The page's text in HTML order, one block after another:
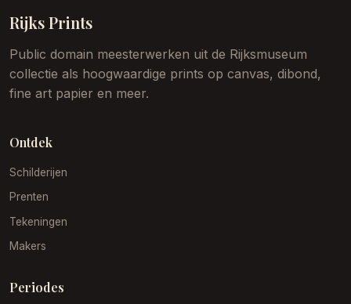
Rijks Prints
Public domain meesterwerken uit de Rijksmuseum
collectie als hoogwaardige prints op canvas, dibond,
fine art papier en meer.
Ontdek
Schilderijen
Prenten
Tekeningen
Makers
Periodes